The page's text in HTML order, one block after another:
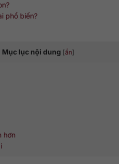
phổ biến?
Mục lục nội dung [ẩn]
hơn